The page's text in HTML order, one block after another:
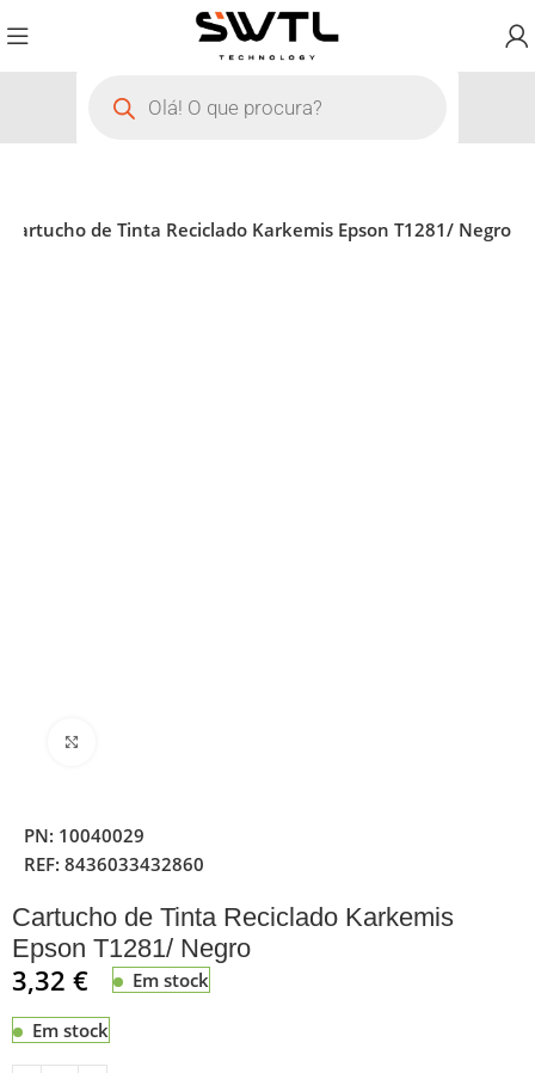
Cartucho de Tinta Reciclado Karkemis Epson T1281/ Negro
PN: 10040029
REF:8436033432860
Cartucho de Tinta Reciclado Karkemis
Epson T1281/ Negro
3,32€ Em stock
Em stock